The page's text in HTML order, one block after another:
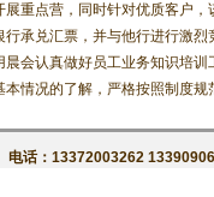
展重点营，同时针对优质客户
承兑汇票，并与他行进行激
认真做好员工业务知识培训
情况的了解，严格按照制度规
话：13372003262